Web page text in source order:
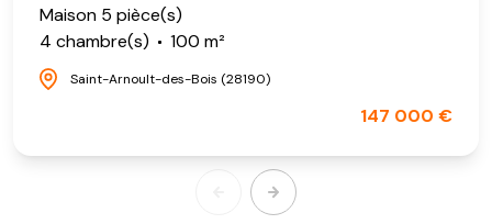
Maison 5 pièce(s)
4 chambre(s)
100 m²
Saint-Arnoult-des-Bois (28190)
147 000 €